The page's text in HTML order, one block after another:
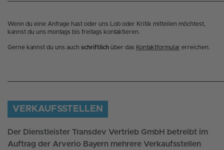
Wenn du eine Anfrage hast oder uns Lob oder Kritik mitteilen möchtest,
kannst du uns montags bis freitags kontaktieren.
Gerne kannst du uns auch schriftlich über das Kontaktformular erreichen.
VERKAUFSSTELLEN
Der Dienstleister Transdev Vertrieb GmbH betreibt im
Auftrag der Arverio Bayern mehrere Verkaufsstellen